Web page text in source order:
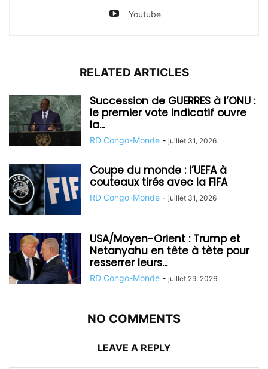
Youtube
RELATED ARTICLES
Succession de GUERRES à l’ONU :
le premier vote indicatif ouvre
la...
RD Congo-Monde - juillet 31, 2026
Coupe du monde : l’UEFA à
couteaux tirés avec la FIFA
RD Congo-Monde - juillet 31, 2026
USA/Moyen-Orient : Trump et
Netanyahu en tête à tète pour
resserrer leurs...
RD Congo-Monde - juillet 29, 2026
NO COMMENTS
LEAVE A REPLY